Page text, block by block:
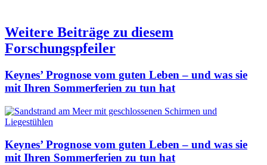
Weitere Beiträge zu diesem
Forschungspfeiler
Keynes’ Prognose vom guten Leben – und was sie
mit Ihren Sommerferien zu tun hat
Keynes’ Prognose vom guten Leben – und was sie
mit Ihren Sommerferien zu tun hat